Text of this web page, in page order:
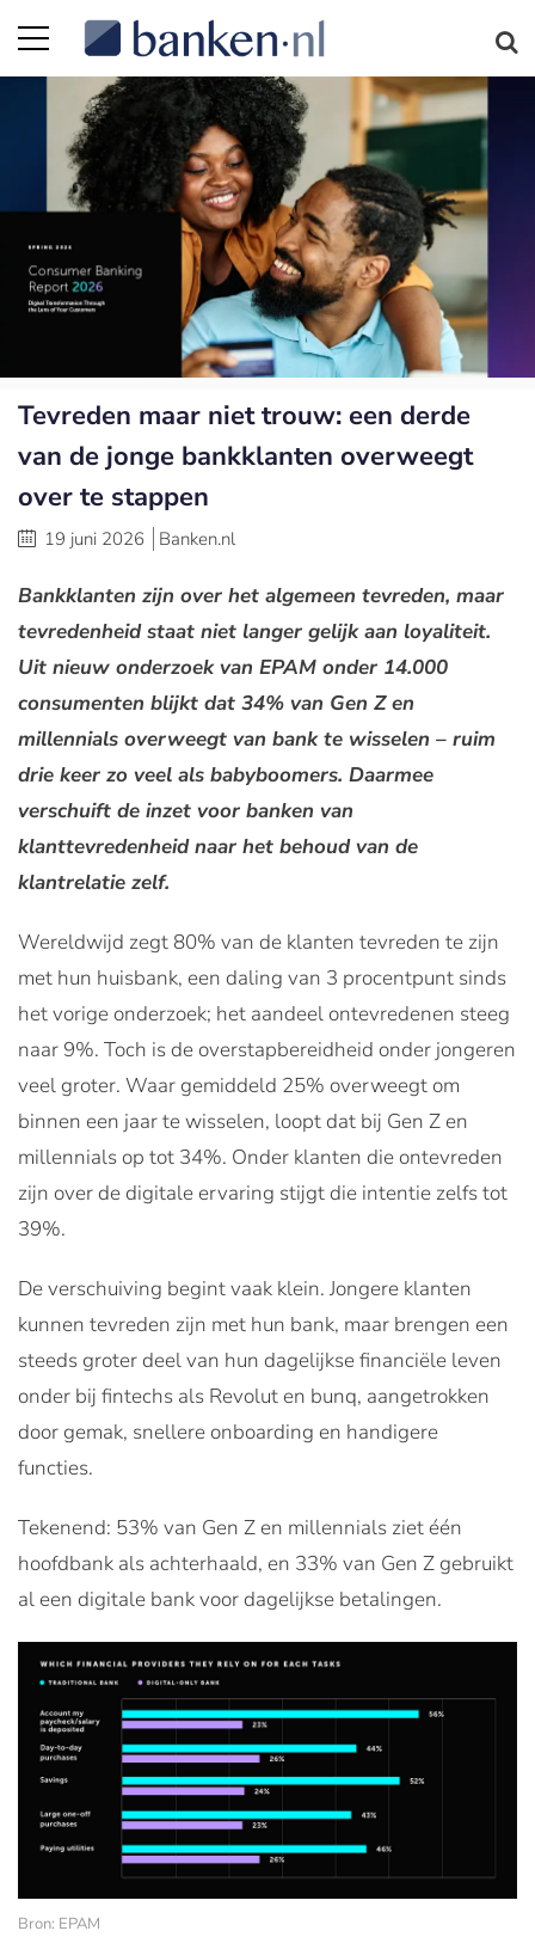
Tevreden maar niet trouw: een derde
van de jonge bankklanten overweegt
over te stappen
19 juni 2026 Banken.nl
Bankklanten zijn over het algemeen tevreden, maar
tevredenheid staat niet langer gelijk aan loyaliteit.
Uit nieuw onderzoek van EPAM onder 14.000
consumenten blijkt dat 34% van Gen Z en
millennials overweegt van bank te wisselen – ruim
drie keer zo veel als babyboomers. Daarmee
verschuift de inzet voor banken van
klanttevredenheid naar het behoud van de
klantrelatie zelf.
Wereldwijd zegt 80% van de klanten tevreden te zijn
met hun huisbank, een daling van 3 procentpunt sinds
het vorige onderzoek; het aandeel ontevredenen steeg
naar 9%. Toch is de overstapbereidheid onder jongeren
veel groter. Waar gemiddeld 25% overweegt om
binnen een jaar te wisselen, loopt dat bij Gen Z en
millennials op tot 34%. Onder klanten die ontevreden
zijn over de digitale ervaring stijgt die intentie zelfs tot
39%.
De verschuiving begint vaak klein. Jongere klanten
kunnen tevreden zijn met hun bank, maar brengen een
steeds groter deel van hun dagelijkse financiële leven
onder bij fintechs als Revolut en bunq, aangetrokken
door gemak, snellere onboarding en handigere
functies.
Tekenend: 53% van Gen Z en millennials ziet één
hoofdbank als achterhaald, en 33% van Gen Z gebruikt
al een digitale bank voor dagelijkse betalingen.
Bron: EPAM